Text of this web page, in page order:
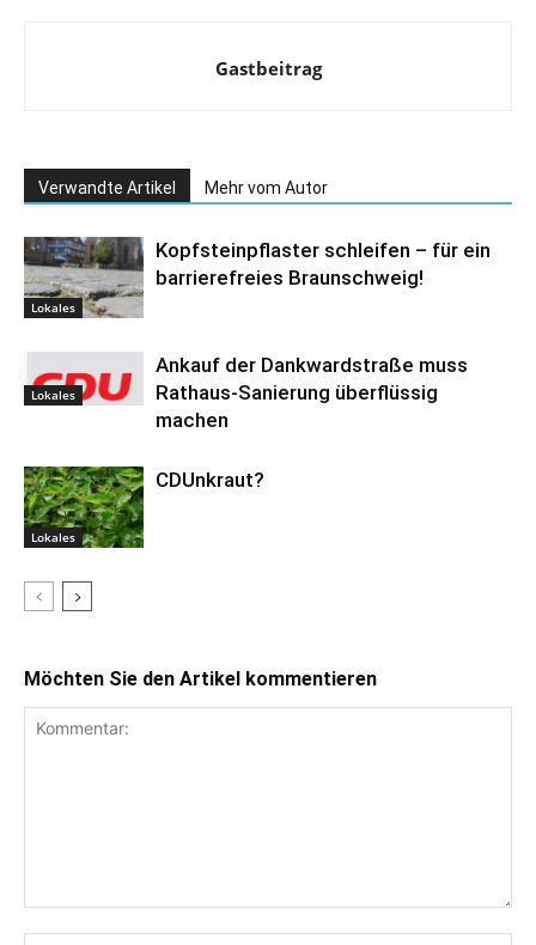
Gastbeitrag
Verwandte Artikel Mehr vom Autor
Lokales
Kopfsteinpflaster schleifen – für ein
barrierefreies Braunschweig!
Lokales
Ankauf der Dankwardstraße muss
Rathaus-Sanierung überflüssig
machen
Lokales
CDUnkraut?
Möchten Sie den Artikel kommentieren